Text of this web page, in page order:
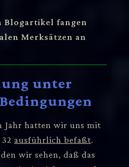
Blogartikel fangen
Merksätzen an
unter
Jahr hatten wir uns mit
ausführlich befaßt.
wir sehen, daß das